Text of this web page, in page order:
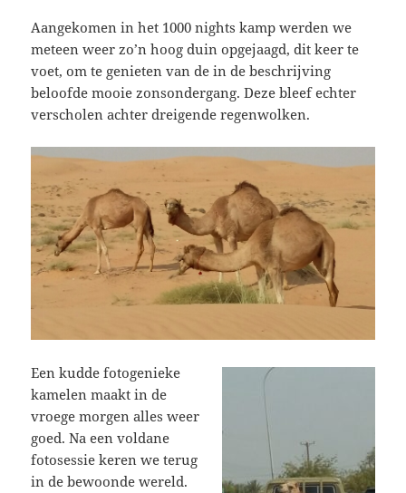
Aangekomen in het 1000 nights kamp werden we
meteen weer zo’n hoog duin opgejaagd, dit keer te
voet, om te genieten van de in de beschrijving
beloofde mooie zonsondergang. Deze bleef echter
verscholen achter dreigende regenwolken.
Een kudde fotogenieke
kamelen maakt in de
vroege morgen alles weer
goed. Na een voldane
fotosessie keren we terug
in de bewoonde wereld.